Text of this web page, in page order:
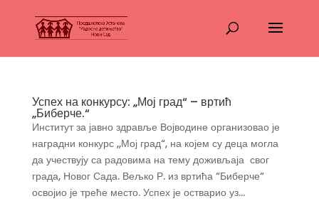
Успех на конкурсу: „Мој град“ – вртић
„Биберче.“
Институт за јавно здравље Војводине организовао је
наградни конкурс ,,Мој град“, на којем су деца могла
да учествују са радовима на тему доживљаја свог
града, Новог Сада. Вељко Р. из вртића “Биберче“
освојио је треће место. Успех је остварио уз...